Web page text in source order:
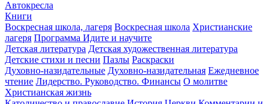
Автокресла
Книги
Воскресная школа, лагеря Воскресная школа Христианские
лагеря Программа Идите и научите
Детская литература Детская художественная литература
Детские стихи и песни Пазлы Раскраски
Духовно-назидательные Духовно-назидательная Ежедневное
чтение Лидерство. Руководство. Финансы О молитве
Христианская жизнь